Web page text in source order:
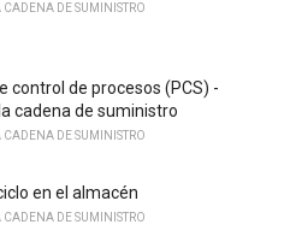
CADENA DE SUMINISTRO
control de procesos (PCS) -
cadena de suministro
CADENA DE SUMINISTRO
en el almacén
CADENA DE SUMINISTRO